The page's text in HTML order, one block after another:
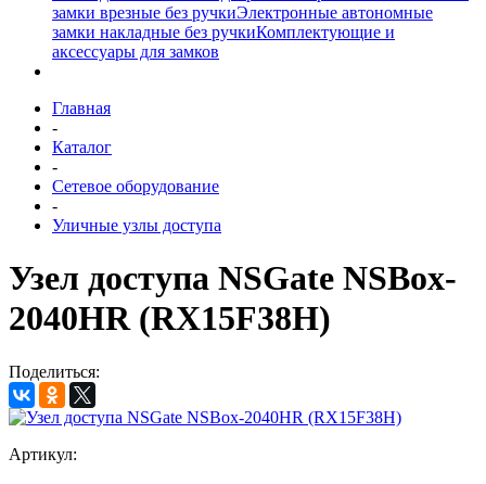
замки врезные без ручкиЭлектронные автономные
замки накладные без ручкиКомплектующие и
аксессуары для замков
Главная
-
Каталог
-
Сетевое оборудование
-
Уличные узлы доступа
Узел доступа NSGate NSBox-
2040HR (RX15F38H)
Поделиться:
Артикул: